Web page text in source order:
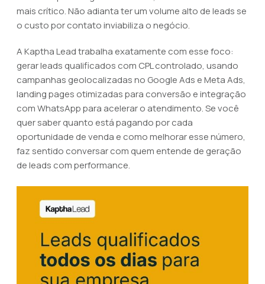
mais crítico. Não adianta ter um volume alto de leads se
o custo por contato inviabiliza o negócio.
A Kaptha Lead trabalha exatamente com esse foco:
gerar leads qualificados com CPL controlado, usando
campanhas geolocalizadas no Google Ads e Meta Ads,
landing pages otimizadas para conversão e integração
com WhatsApp para acelerar o atendimento. Se você
quer saber quanto está pagando por cada
oportunidade de venda e como melhorar esse número,
faz sentido conversar com quem entende de geração
de leads com performance.